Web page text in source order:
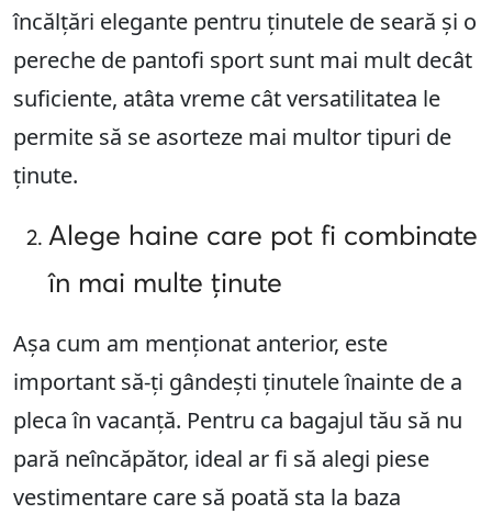
încălțări elegante pentru ținutele de seară și o
pereche de pantofi sport sunt mai mult decât
suficiente, atâta vreme cât versatilitatea le
permite să se asorteze mai multor tipuri de
ținute.
Alege haine care pot fi combinate
în mai multe ținute
Așa cum am menționat anterior, este
important să-ți gândești ținutele înainte de a
pleca în vacanță. Pentru ca bagajul tău să nu
pară neîncăpător, ideal ar fi să alegi piese
vestimentare care să poată sta la baza